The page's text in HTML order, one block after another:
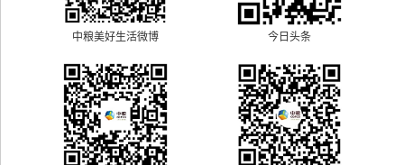
中粮美好生活微博 今日头条